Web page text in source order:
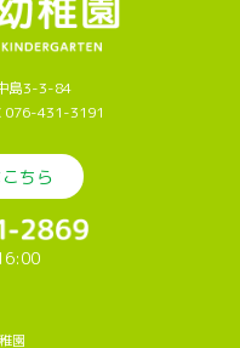
島3-3-84
076-431-3191
ちら
園